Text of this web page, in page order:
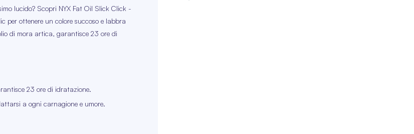
lucido? Scopri NYX Fat Oil Slick Click -
ottenere un colore succoso e labbra
di mora artica, garantisce 23 ore di
23 ore di idratazione.
a ogni carnagione e umore.